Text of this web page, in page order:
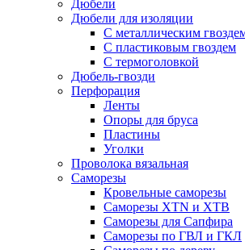
Дюбели
Дюбели для изоляции
С металлическим
С пластиковым гвоздем
С термоголовкой
Дюбель-гвозди
Перфорация
Ленты
Опоры для бруса
Пластины
Уголки
Проволока вязальная
Саморезы
Кровельные саморезы
Саморезы XTN и ХTB
Саморезы для Сапфира
Саморезы по ГВЛ и ГКЛ